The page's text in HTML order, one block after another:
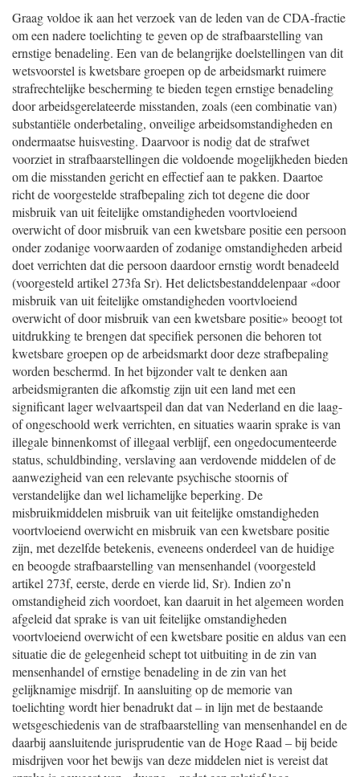
Graag voldoe ik aan het verzoek van de leden van de CDA-fractie
om een nadere toelichting te geven op de strafbaarstelling van
ernstige benadeling. Een van de belangrijke doelstellingen van dit
wetsvoorstel is kwetsbare groepen op de arbeidsmarkt ruimere
strafrechtelijke bescherming te bieden tegen ernstige benadeling
door arbeidsgerelateerde misstanden, zoals (een combinatie van)
substantiële onderbetaling, onveilige arbeidsomstandigheden en
ondermaatse huisvesting. Daarvoor is nodig dat de strafwet
voorziet in strafbaarstellingen die voldoende mogelijkheden bieden
om die misstanden gericht en effectief aan te pakken. Daartoe
richt de voorgestelde strafbepaling zich tot degene die door
misbruik van uit feitelijke omstandigheden voortvloeiend
overwicht of door misbruik van een kwetsbare positie een persoon
onder zodanige voorwaarden of zodanige omstandigheden arbeid
doet verrichten dat die persoon daardoor ernstig wordt benadeeld
(voorgesteld artikel 273fa Sr). Het delictsbestanddelenpaar «door
misbruik van uit feitelijke omstandigheden voortvloeiend
overwicht of door misbruik van een kwetsbare positie» beoogt tot
uitdrukking te brengen dat specifiek personen die behoren tot
kwetsbare groepen op de arbeidsmarkt door deze strafbepaling
worden beschermd. In het bijzonder valt te denken aan
arbeidsmigranten die afkomstig zijn uit een land met een
significant lager welvaartspeil dan dat van Nederland en die laag-
of ongeschoold werk verrichten, en situaties waarin sprake is van
illegale binnenkomst of illegaal verblijf, een ongedocumenteerde
status, schuldbinding, verslaving aan verdovende middelen of de
aanwezigheid van een relevante psychische stoornis of
verstandelijke dan wel lichamelijke beperking. De
misbruikmiddelen misbruik van uit feitelijke omstandigheden
voortvloeiend overwicht en misbruik van een kwetsbare positie
zijn, met dezelfde betekenis, eveneens onderdeel van de huidige
en beoogde strafbaarstelling van mensenhandel (voorgesteld
artikel 273f, eerste, derde en vierde lid, Sr). Indien zo’n
omstandigheid zich voordoet, kan daaruit in het algemeen worden
afgeleid dat sprake is van uit feitelijke omstandigheden
voortvloeiend overwicht of een kwetsbare positie en aldus van een
situatie die de gelegenheid schept tot uitbuiting in de zin van
mensenhandel of ernstige benadeling in de zin van het
gelijknamige misdrijf. In aansluiting op de memorie van
toelichting wordt hier benadrukt dat – in lijn met de bestaande
wetsgeschiedenis van de strafbaarstelling van mensenhandel en de
daarbij aansluitende jurisprudentie van de Hoge Raad – bij beide
misdrijven voor het bewijs van deze middelen niet is vereist dat